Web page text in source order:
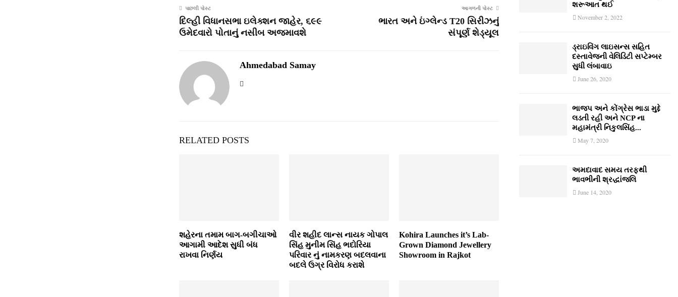
પાછલી પોસ્ટ
દિલ્હી વિધાનસભા ઇલેક્શન જાહેર, ૬૯૯
ઉમેદવારો પોતાનું નસીબ અજમાવશે
આગળની પોસ્ટ
ભારત અને ઇંગ્લેન્ડ T20 સિરીઝનું
સંપૂર્ણ શેડ્યૂલ
Ahmedabad Samay
RELATED POSTS
શહેરના તમામ બાગ-બગીચાઓ
આગામી આદેશ સુધી બંધ
રાખવા નિર્ણય
વીર શહીદ લાન્સ નાયક ગોપાલ
સિંહ મુનીમ સિંહ ભદોરિયા
પરિવાર નું નામકરણ બદલવાના
બદલે ઉગ્ર વિરોધ કરાશે
Kohira Launches it’s Lab-
Grown Diamond Jewellery
Showroom in Rajkot
શરૂઆત થઈ
November 2, 2022
ડ્રાઇવિંગ લાઇસન્સ સહિત
દસ્તાવેજની વેલિડિટી સપ્ટેમ્બર
સુધી લંબાવાઇ
June 26, 2020
ભાજપ અને કોંગ્રેસ ભાડા મુદ્દે
લડતી રહી અને NCP ના
મહામંત્રી નિકુલસિંહ...
May 7, 2020
અમદાવાદ સમય તરફથી
ભાવભીની શ્રદ્ધાંજલિ
June 14, 2020